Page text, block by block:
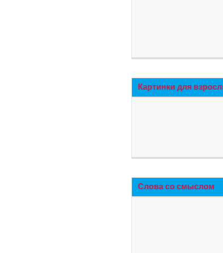
Картинки для
Слова со смыслом